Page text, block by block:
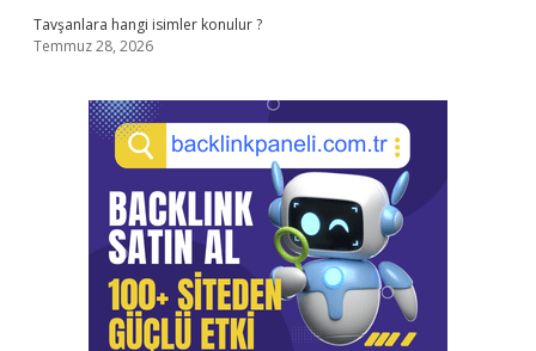
Tavşanlara hangi isimler konulur ?
Temmuz 28, 2026